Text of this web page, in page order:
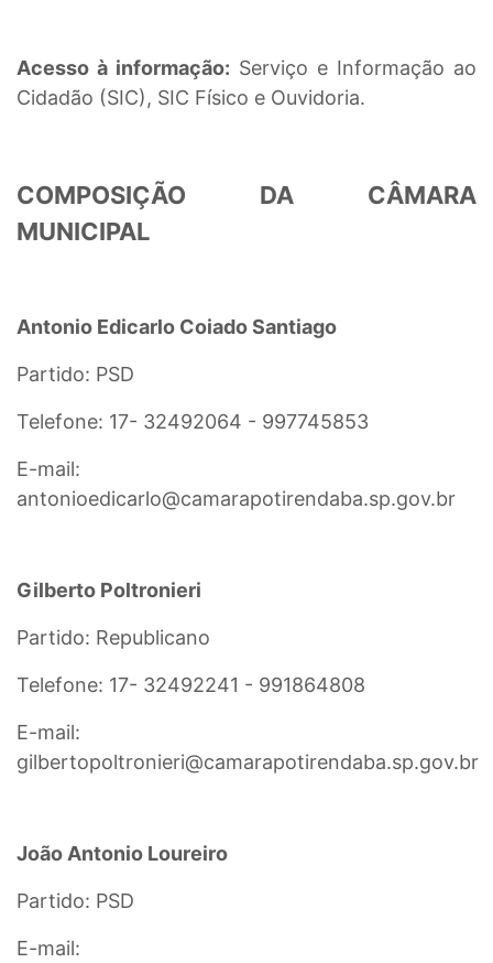
Acesso à informação: Serviço e Informação ao
Cidadão (SIC), SIC Físico e Ouvidoria.
COMPOSIÇÃO DA CÂMARA
MUNICIPAL
Antonio Edicarlo Coiado Santiago
Partido: PSD
Telefone: 17- 32492064 - 997745853
E-mail:
antonioedicarlo@camarapotirendaba.sp.gov.br
Gilberto Poltronieri
Partido: Republicano
Telefone: 17- 32492241 - 991864808
E-mail:
gilbertopoltronieri@camarapotirendaba.sp.gov.br
João Antonio Loureiro
Partido: PSD
E-mail: